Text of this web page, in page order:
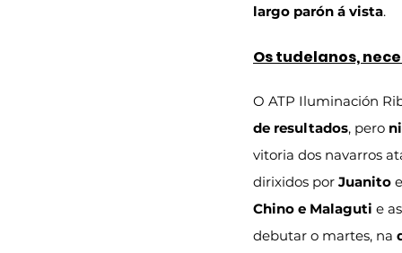
largo parón á vista.
Os tudelanos,
O ATP Iluminación
de resultados, pero
vitoria dos navarros
dirixidos por Juanito
Chino e Malaguti e as
debutar o martes, na